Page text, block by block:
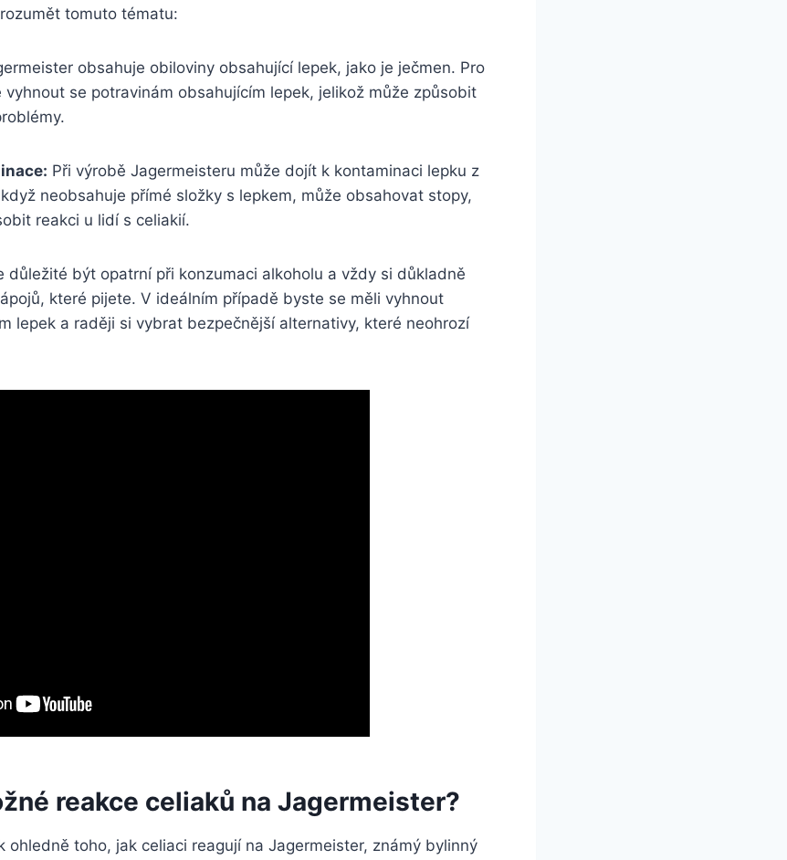
tomuto tématu:
obsahuje obiloviny obsahující lepek, jako je ječmen. Pro
vyhnout se potravinám obsahujícím lepek, jelikož může způsobit
Při výrobě Jagermeisteru může dojít k kontaminaci lepku z
neobsahuje přímé složky s lepkem, může obsahovat stopy,
reakci u lidí s celiakií.
důležité být opatrní při konzumaci alkoholu a vždy si důkladně
které pijete. V ideálním případě byste se měli vyhnout
lepek a raději si vybrat bezpečnější alternativy, které neohrozí
reakce celiaků na Jagermeister?
ohledně toho, jak celiaci reagují na Jagermeister, známý bylinný